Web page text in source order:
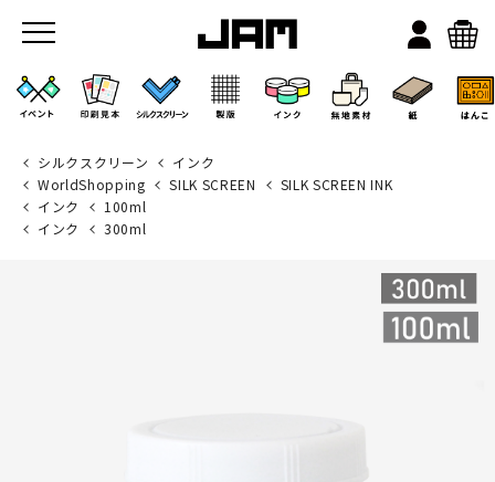
シルクスクリーン
インク
WorldShopping
SILK SCREEN
SILK SCREEN INK
インク
100ml
インク
300ml